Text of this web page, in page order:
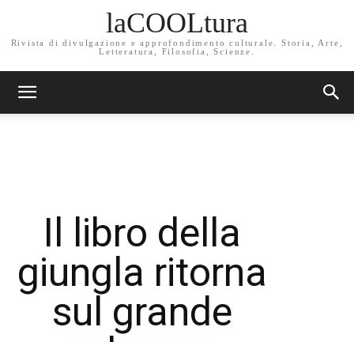
laCOOLtura
Rivista di divulgazione e approfondimento culturale. Storia, Arte,
Letteratura, Filosofia, Scienze.
Il libro della
giungla ritorna
sul grande